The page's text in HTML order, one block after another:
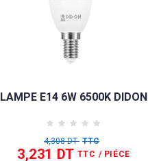
LAMPE E14 6W 6500K DIDON
4,308 DT TTC
3,231 DT TTC / PIÉCE